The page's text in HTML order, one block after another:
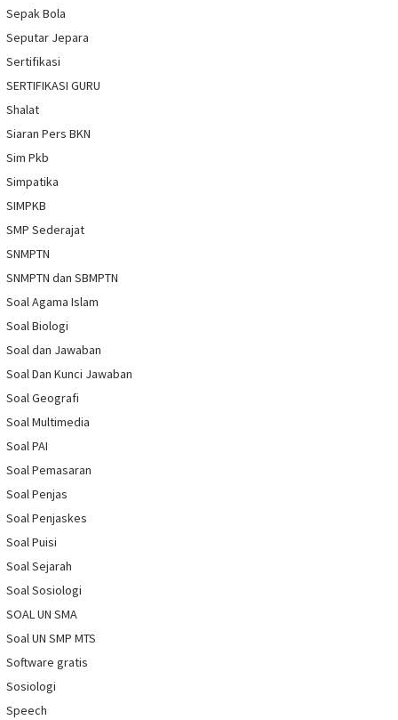
Sepak Bola
Seputar Jepara
Sertifikasi
SERTIFIKASI GURU
Shalat
Siaran Pers BKN
Sim Pkb
Simpatika
SIMPKB
SMP Sederajat
SNMPTN
SNMPTN dan SBMPTN
Soal Agama Islam
Soal Biologi
Soal dan Jawaban
Soal Dan Kunci Jawaban
Soal Geografi
Soal Multimedia
Soal PAI
Soal Pemasaran
Soal Penjas
Soal Penjaskes
Soal Puisi
Soal Sejarah
Soal Sosiologi
SOAL UN SMA
Soal UN SMP MTS
Software gratis
Sosiologi
Speech